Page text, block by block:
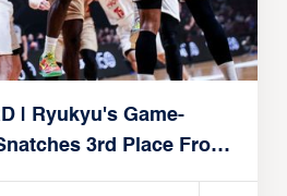
| Ryukyu's Game-
3rd Place From